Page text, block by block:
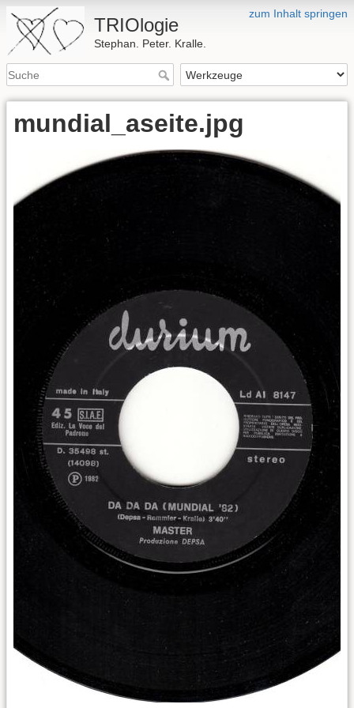
zum Inhalt springen
TRIOlogie
Stephan. Peter. Kralle.
mundial_aseite.jpg